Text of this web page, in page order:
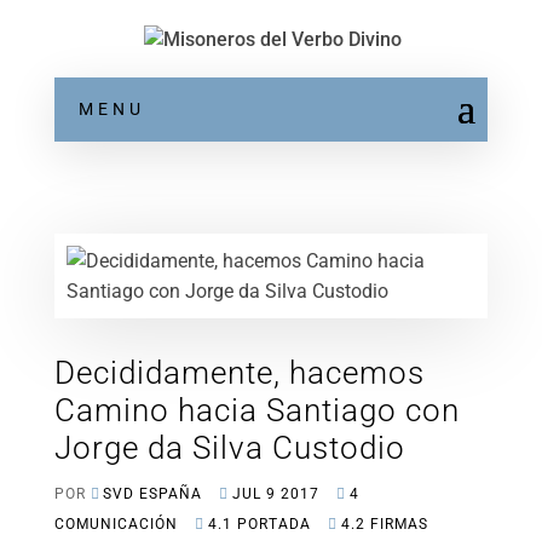
MENU
Decididamente, hacemos
Camino hacia Santiago con
Jorge da Silva Custodio
POR SVD ESPAÑA JUL 9 2017
4
COMUNICACIÓN
4.1 PORTADA 4.2 FIRMAS